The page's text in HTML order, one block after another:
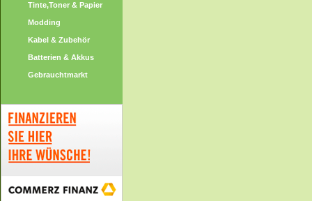
Tinte,Toner & Papier
Modding
Kabel & Zubehör
Batterien & Akkus
Gebrauchtmarkt